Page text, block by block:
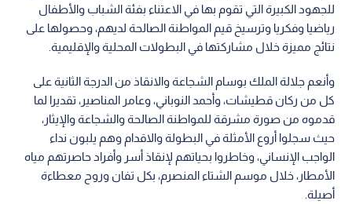
للجهود الكبيرة التي تقوم بها في الاعتناء بفئة الشباب والأطفال
رياضيا وفكريا وترسيخ قيم المواطنة الصالحة لديهم، وحصولها على
نتائج مميزة خلال مشاركتها في البطولات المحلية والإقليمية.
وأنعم جلالة الملك بوسام الشجاعة والانقاذ من الدرجة الثانية على
كل من ركان قطيشات، وأحمد النوباني، وعامر المناصير، تقديرا لما
قدموه من صورة مشرقة للمواطنة الصالحة والشجاعة والإيثار،
حيث سجلوا أروع الأمثلة في البطولة والاقدام وهم يلبون نداء
الواجب الإنساني، وخاطروا بحياتهم لإنقاذ أسر وأفراد حاصرتهم مياه
الأمطار، خلال موسم الشتاء المنصرم، بكل تفان وروح معطاءة
أصيلة.